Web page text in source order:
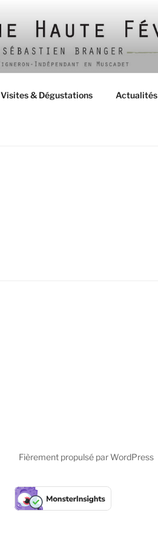
Visites & Dégustations Actualités
Fièrement propulsé par WordPress